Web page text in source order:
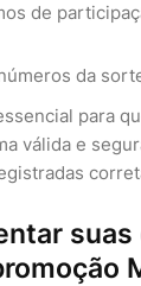
de
da
para
válida e